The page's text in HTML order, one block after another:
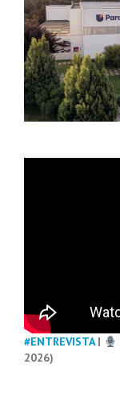
#ENTREVISTA|
2026)